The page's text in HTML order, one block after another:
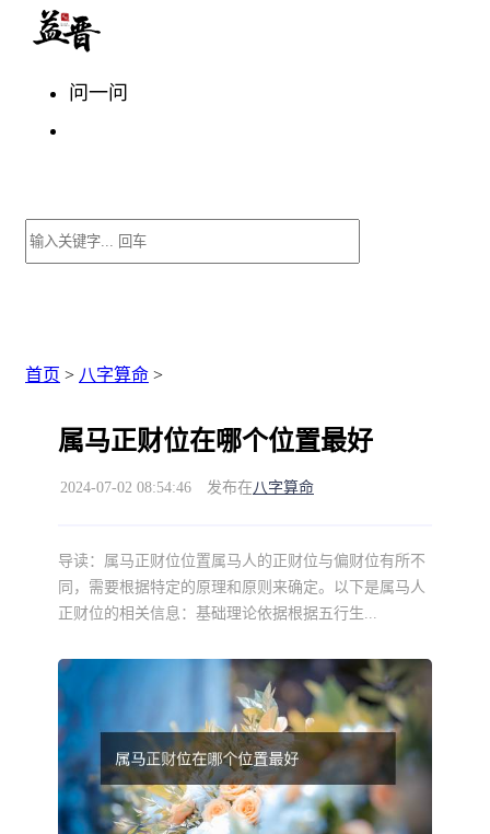
问一问
首页 > 八字算命 >
属马正财位在哪个位置最好
2024-07-02 08:54:46 发布在八字算命
导读： 属马正财位位置属马人的正财位与偏财位有所不
同，需要根据特定的原理和原则来确定。以下是属马人
正财位的相关信息：基础理论依据根据五行生...